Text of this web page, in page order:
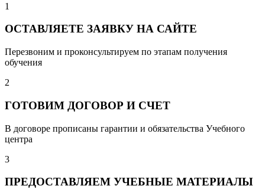
1
ОСТАВЛЯЕТЕ ЗАЯВКУ НА САЙТЕ
Перезвоним и проконсультируем по этапам получения
обучения
2
ГОТОВИМ ДОГОВОР И СЧЕТ
В договоре прописаны гарантии и обязательства Учебного
центра
3
ПРЕДОСТАВЛЯЕМ УЧЕБНЫЕ МАТЕРИАЛЫ